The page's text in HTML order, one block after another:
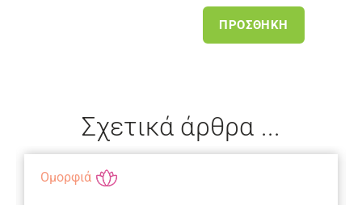
ΠΡΟΣΘΉΚΗ
Σχετικά άρθρα ...
Ομορφιά